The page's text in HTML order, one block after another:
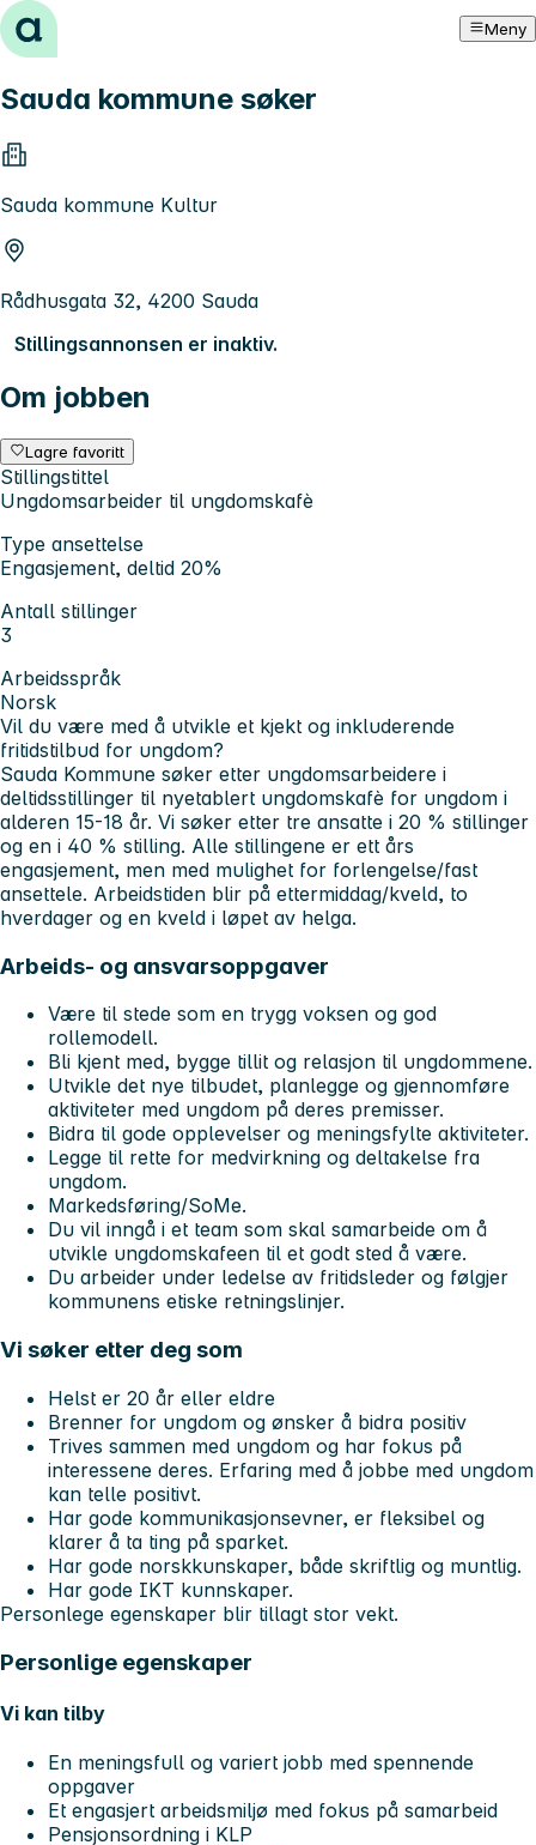
Hopp til innhold Meny
Sauda kommune søker
Sauda kommune Kultur
Rådhusgata 32, 4200 Sauda
Stillingsannonsen er inaktiv.
Om jobben
Lagre favoritt
Stillingstittel
Ungdomsarbeider til ungdomskafè
Type ansettelse
Engasjement, deltid 20%
Antall stillinger
3
Arbeidsspråk
Norsk
Vil du være med å utvikle et kjekt og inkluderende
fritidstilbud for ungdom?
Sauda Kommune søker etter ungdomsarbeidere i
deltidsstillinger til nyetablert ungdomskafè for ungdom i
alderen 15-18 år. Vi søker etter tre ansatte i 20 % stillinger
og en i 40 % stilling. Alle stillingene er ett års
engasjement, men med mulighet for forlengelse/fast
ansettele. Arbeidstiden blir på ettermiddag/kveld, to
hverdager og en kveld i løpet av helga.
Arbeids- og ansvarsoppgaver
Være til stede som en trygg voksen og god
rollemodell.
Bli kjent med, bygge tillit og relasjon til ungdommene.
Utvikle det nye tilbudet, planlegge og gjennomføre
aktiviteter med ungdom på deres premisser.
Bidra til gode opplevelser og meningsfylte aktiviteter.
Legge til rette for medvirkning og deltakelse fra
ungdom.
Markedsføring/SoMe.
Du vil inngå i et team som skal samarbeide om å
utvikle ungdomskafeen til et godt sted å være.
Du arbeider under ledelse av fritidsleder og følgjer
kommunens etiske retningslinjer.
Vi søker etter deg som
Helst er 20 år eller eldre
Brenner for ungdom og ønsker å bidra positiv
Trives sammen med ungdom og har fokus på
interessene deres. Erfaring med å jobbe med ungdom
kan telle positivt.
Har gode kommunikasjonsevner, er fleksibel og
klarer å ta ting på sparket.
Har gode norskkunskaper, både skriftlig og muntlig.
Har gode IKT kunnskaper.
Personlege egenskaper blir tillagt stor vekt.
Personlige egenskaper
Vi kan tilby
En meningsfull og variert jobb med spennende
oppgaver
Et engasjert arbeidsmiljø med fokus på samarbeid
Pensjonsordning i KLP